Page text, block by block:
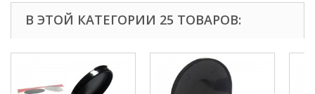
В ЭТОЙ КАТЕГОРИИ 25 ТОВАРОВ: